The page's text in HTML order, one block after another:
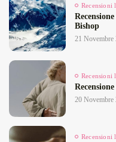
Recensioni
Bishop
21 Novembre
Recensioni
20 Novembre
Recensioni